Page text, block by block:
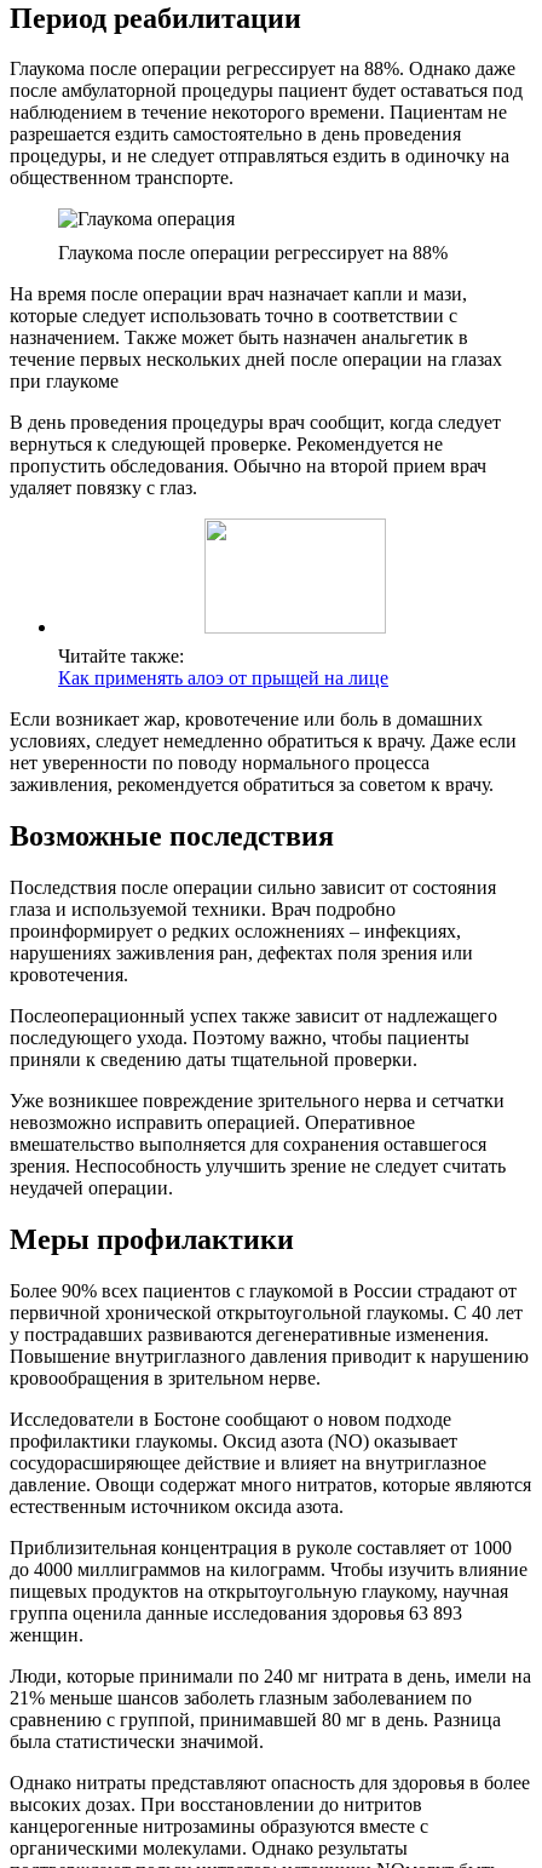
Период реабилитации
Глаукома после операции регрессирует на 88%. Однако даже
после амбулаторной процедуры пациент будет оставаться под
наблюдением в течение некоторого времени. Пациентам не
разрешается ездить самостоятельно в день проведения
процедуры, и не следует отправляться ездить в одиночку на
общественном транспорте.
Глаукома после операции регрессирует на 88%
На время после операции врач назначает капли и мази,
которые следует использовать точно в соответствии с
назначением. Также может быть назначен анальгетик в
течение первых нескольких дней после операции на глазах
при глаукоме
В день проведения процедуры врач сообщит, когда следует
вернуться к следующей проверке. Рекомендуется не
пропустить обследования. Обычно на второй прием врач
удаляет повязку с глаз.
Читайте также:
Как применять алоэ от прыщей на лице
Если возникает жар, кровотечение или боль в домашних
условиях, следует немедленно обратиться к врачу. Даже если
нет уверенности по поводу нормального процесса
заживления, рекомендуется обратиться за советом к врачу.
Возможные последствия
Последствия после операции сильно зависит от состояния
глаза и используемой техники. Врач подробно
проинформирует о редких осложнениях – инфекциях,
нарушениях заживления ран, дефектах поля зрения или
кровотечения.
Послеоперационный успех также зависит от надлежащего
последующего ухода. Поэтому важно, чтобы пациенты
приняли к сведению даты тщательной проверки.
Уже возникшее повреждение зрительного нерва и сетчатки
невозможно исправить операцией. Оперативное
вмешательство выполняется для сохранения оставшегося
зрения. Неспособность улучшить зрение не следует считать
неудачей операции.
Меры профилактики
Более 90% всех пациентов с глаукомой в России страдают от
первичной хронической открытоугольной глаукомы. С 40 лет
у пострадавших развиваются дегенеративные изменения.
Повышение внутриглазного давления приводит к нарушению
кровообращения в зрительном нерве.
Исследователи в Бостоне сообщают о новом подходе
профилактики глаукомы. Оксид азота (NO) оказывает
сосудорасширяющее действие и влияет на внутриглазное
давление. Овощи содержат много нитратов, которые являются
естественным источником оксида азота.
Приблизительная концентрация в руколе составляет от 1000
до 4000 миллиграммов на килограмм. Чтобы изучить влияние
пищевых продуктов на открытоугольную глаукому, научная
группа оценила данные исследования здоровья 63 893
женщин.
Люди, которые принимали по 240 мг нитрата в день, имели на
21% меньше шансов заболеть глазным заболеванием по
сравнению с группой, принимавшей 80 мг в день. Разница
была статистически значимой.
Однако нитраты представляют опасность для здоровья в более
высоких дозах. При восстановлении до нитритов
канцерогенные нитрозамины образуются вместе с
органическими молекулами. Однако результаты